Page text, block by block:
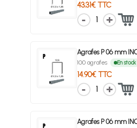
43.31€ TTC
1
Agrafes P 06 mm
100 agrafes En stock
14.90€ TTC
1
Agrafes P 06 mm